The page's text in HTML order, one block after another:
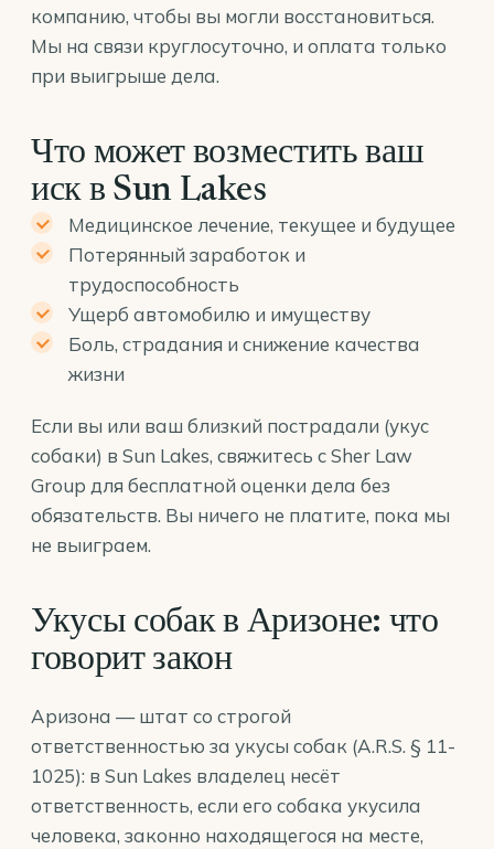
компанию, чтобы вы могли восстановиться.
Мы на связи круглосуточно, и оплата только
при выигрыше дела.
Что может возместить ваш
иск в Sun Lakes
Медицинское лечение, текущее и будущее
Потерянный заработок и
трудоспособность
Ущерб автомобилю и имуществу
Боль, страдания и снижение качества
жизни
Если вы или ваш близкий пострадали (укус
собаки) в Sun Lakes, свяжитесь с Sher Law
Group для бесплатной оценки дела без
обязательств. Вы ничего не платите, пока мы
не выиграем.
Укусы собак в Аризоне: что
говорит закон
Аризона — штат со строгой
ответственностью за укусы собак (A.R.S. § 11-
1025): в Sun Lakes владелец несёт
ответственность, если его собака укусила
человека, законно находящегося на месте,